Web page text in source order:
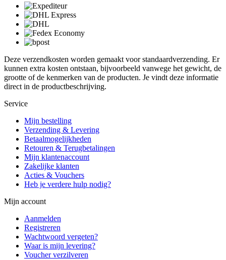
Deze verzendkosten worden gemaakt voor standaardverzending. Er
kunnen extra kosten ontstaan, bijvoorbeeld vanwege het gewicht, de
grootte of de kenmerken van de producten. Je vindt deze informatie
direct in de productbeschrijving.
Service
Mijn bestelling
Verzending & Levering
Betaalmogelijkheden
Retouren & Terugbetalingen
Mijn klantenaccount
Zakelijke klanten
Acties & Vouchers
Heb je verdere hulp nodig?
Mijn account
Aanmelden
Registreren
Wachtwoord vergeten?
Waar is mijn levering?
Voucher verzilveren